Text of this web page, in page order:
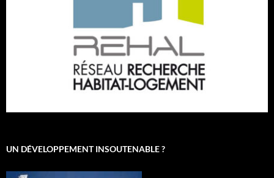
UN DÉVELOPPEMENT INSOUTENABLE ?